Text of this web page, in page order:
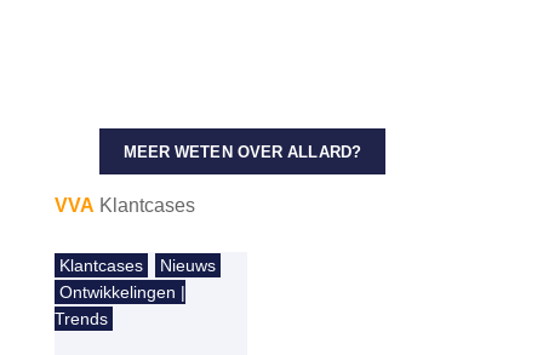
MEER WETEN OVER ALLARD?
VVA Klantcases
Klantcases
Nieuws
Ontwikkelingen |
Trends